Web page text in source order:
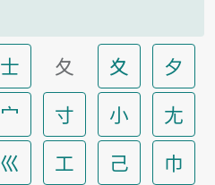
士 夂 夊
夕
宀 寸 小
尢
巛 工 己
巾